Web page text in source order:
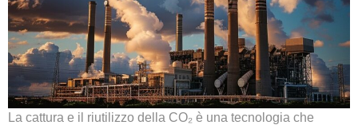
La cattura e il riutilizzo della CO₂ è una tecnologia che